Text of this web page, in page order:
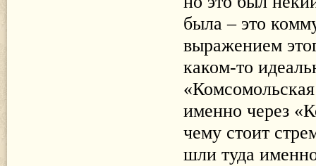
была – это
выражением
каком-то
именно через
чему стоит
шли туда